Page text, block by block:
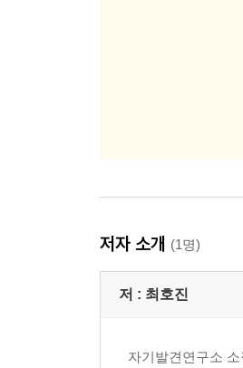
저자 소개 (1명)
저 : 최호진
자기발견연구소